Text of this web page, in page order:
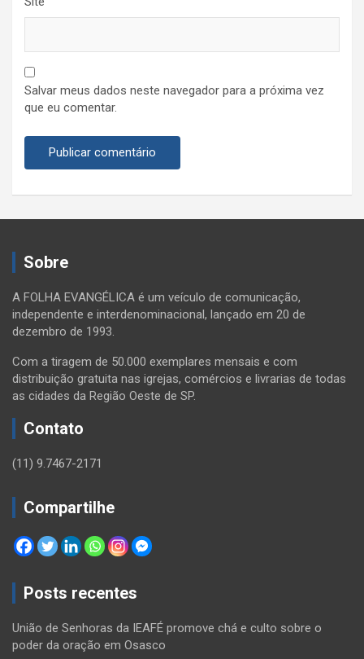
Salvar meus dados neste navegador para a próxima vez
que eu comentar.
Sobre
A FOLHA EVANGÉLICA é um veículo de comunicação,
independente e interdenominacional, lançado em 20 de
dezembro de 1993.
Com a tiragem de 50.000 exemplares mensais e com
distribuição gratuita nas igrejas, comércios e livrarias de todas
as cidades da Região Oeste de SP.
Contato
(11) 9.7467-2171
Compartilhe
Posts recentes
União de Senhoras da IEAFÉ promove chá e culto sobre o
poder da oração em Osasco